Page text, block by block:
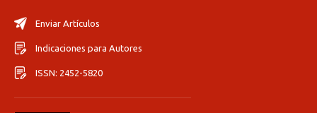
Enviar Artículos
Indicaciones para Autores
ISSN: 2452-5820